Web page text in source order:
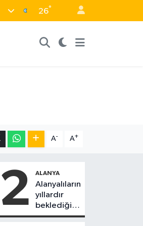
26°
A- A+
2 ALANYA
Alanyalıların
yıllardır
beklediği
yol askıdan